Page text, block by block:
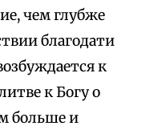
чем глубже
благодати
к
к Богу о
больше и